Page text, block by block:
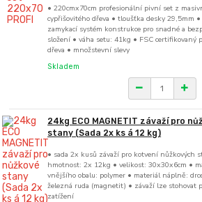
• 220cmx70cm profesionální pivní set z
cypřišovitého dřeva • tloušťka desky 29,5mm •
zamykací systém konstrukce pro snadné a
složení • váha setu: 41kg • FSC certifikovaný
dřeva • množstevní slevy
Skladem
24kg ECO MAGNETIT závaží pro
stany (Sada 2x ks á 12 kg)
• sada 2x kusů závaží pro kotvení nůžkových
hmotnost: 2x 12kg • velikost: 30x30x6cm •
vnějšího obalu: polymer • materiál náplně:
železná ruda (magnetit) • závaží lze stohovat
zatížení